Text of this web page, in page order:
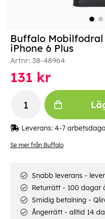
Se mer från Buffalo
Buffalo
iPhone 6 Plus
Artnr: 38-48964
131 kr
Leverans: 4-7
Snabb leverans -
Returrätt - 100 dagar
Smidig betalning -
Ångerrätt - alltid 14